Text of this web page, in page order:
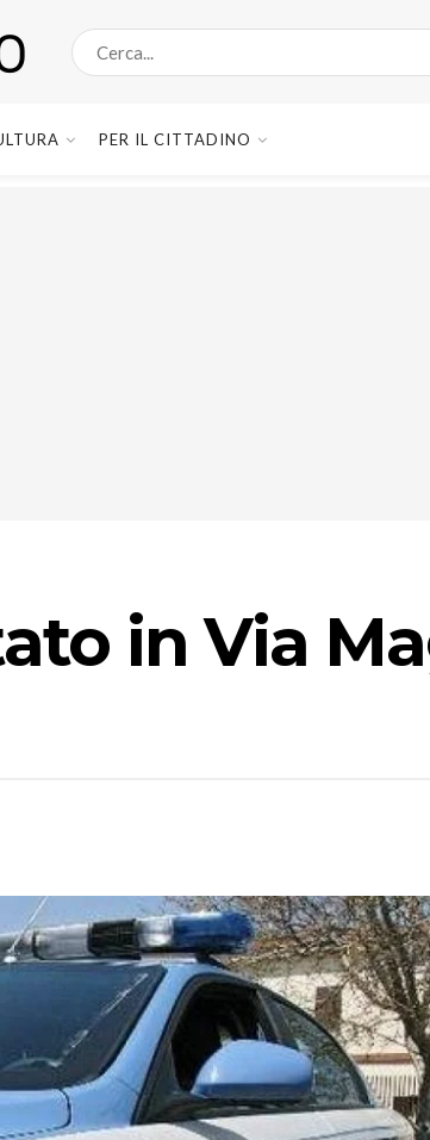
PER IL CITTADINO
in Via